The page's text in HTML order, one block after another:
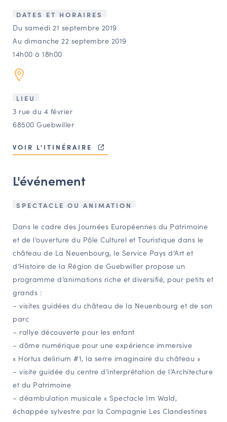
CONTACT
Agenda
Annuaire
Ressources
BOURSE D’ÉCHANGE
CARTES DES NAUDIN
Espace acteurs
NAVIGATION FILTRÉE « ACTEURS »
PORTAIL CULTURE
Comité d'Histoire Régionale
Service Inventaire et Patrimoines de la Région Grand Est
VOUS ÊTES…
Amateurs d’histoire et de patrimoine
Étudiants & chercheurs
DATES ET HORAIRES
Du samedi 21 septembre 2019
Au dimanche 22 septembre 2019
14h00 à 18h00
LIEU
3 rue du 4 février
68500 Guebwiller
VOIR L'ITINÉRAIRE
L'événement
SPECTACLE OU ANIMATION
Dans le cadre des Journées Européennes du Patrimoine
et de l’ouverture du Pôle Culturel et Touristique dans le
château de La Neuenbourg, le Service Pays d’Art et
d’Histoire de la Région de Guebwiller propose un
programme d’animations riche et diversifié, pour petits et
grands :
– visites guidées du château de la Neuenbourg et de son
parc
– rallye découverte pour les enfant
– dôme numérique pour une expérience immersive
« Hortus delirium #1, la serre imaginaire du château »
– visite guidée du centre d’interprétation de l’Architecture
et du Patrimoine
– déambulation musicale « Spectacle Im Wald,
échappée sylvestre par la Compagnie Les Clandestines